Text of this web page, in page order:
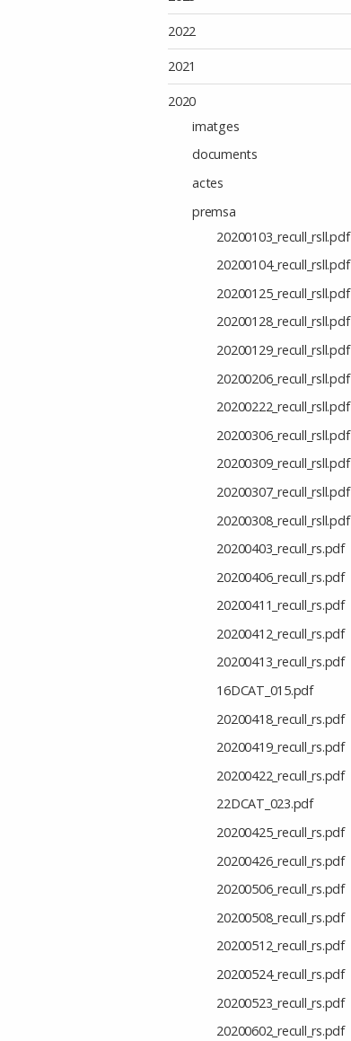
2022
2021
2020
imatges
documents
actes
premsa
20200103_recull_rsll.pdf
20200104_recull_rsll.pdf
20200125_recull_rsll.pdf
20200128_recull_rsll.pdf
20200129_recull_rsll.pdf
20200206_recull_rsll.pdf
20200222_recull_rsll.pdf
20200306_recull_rsll.pdf
20200309_recull_rsll.pdf
20200307_recull_rsll.pdf
20200308_recull_rsll.pdf
20200403_recull_rs.pdf
20200406_recull_rs.pdf
20200411_recull_rs.pdf
20200412_recull_rs.pdf
20200413_recull_rs.pdf
16DCAT_015.pdf
20200418_recull_rs.pdf
20200419_recull_rs.pdf
20200422_recull_rs.pdf
22DCAT_023.pdf
20200425_recull_rs.pdf
20200426_recull_rs.pdf
20200506_recull_rs.pdf
20200508_recull_rs.pdf
20200512_recull_rs.pdf
20200524_recull_rs.pdf
20200523_recull_rs.pdf
20200602_recull_rs.pdf